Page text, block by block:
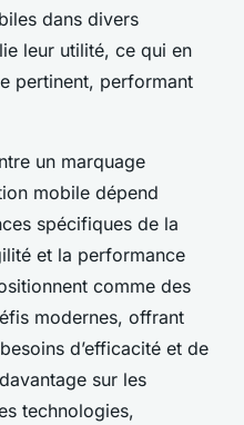
dans divers
leur utilité, ce qui en
pertinent, performant
un marquage
mobile dépend
spécifiques de la
et la performance
comme des
modernes, offrant
d’efficacité et de
sur les
technologies,